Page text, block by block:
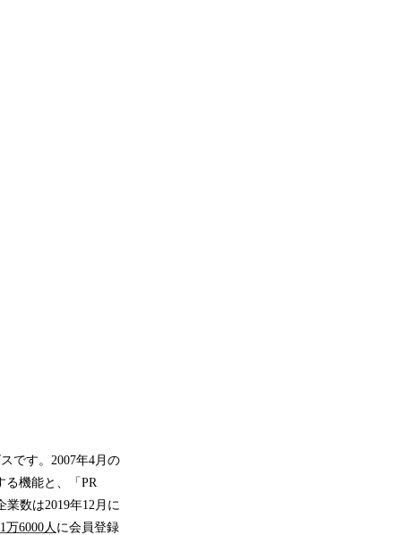
です。2007年4月の
る機能と、「PR
数は2019年12月に
1万6000人 に会員登録